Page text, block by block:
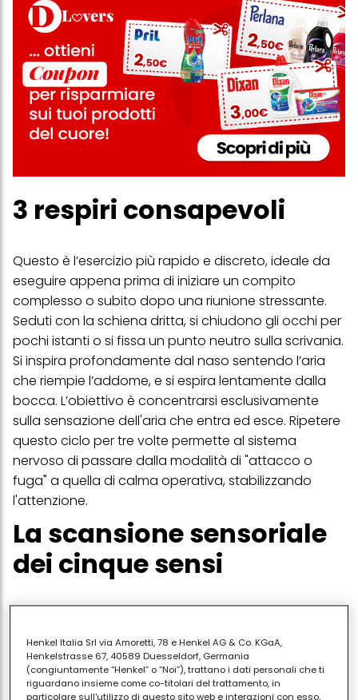
3 respiri consapevoli
Questo è l’esercizio più rapido e discreto, ideale da
eseguire appena prima di iniziare un compito
complesso o subito dopo una riunione stressante.
Seduti con la schiena dritta, si chiudono gli occhi per
pochi istanti o si fissa un punto neutro sulla scrivania.
Si inspira profondamente dal naso sentendo l’aria
che riempie l’addome, e si espira lentamente dalla
bocca. L’obiettivo è concentrarsi esclusivamente
sulla sensazione dell'aria che entra ed esce. Ripetere
questo ciclo per tre volte permette al sistema
nervoso di passare dalla modalità di "attacco o
fuga" a quella di calma operativa, stabilizzando
l'attenzione.
La scansione sensoriale
dei cinque sensi
preoccupazioni per il futuro o i rimpianti per un errore
commesso, la tecnica del "5-4-3-2-1" è un ancora
formidabile per tornare nel presente. Senza smettere
di stare seduti alla scrivania, si identificano
Henkel Italia Srl via Amoretti, 78 e Henkel AG & Co. KGaA,
Henkelstrasse 67, 40589 Duesseldorf, Germania
(congiuntamente “Henkel” o “Noi”), trattano i dati personali che ti
riguardano insieme come co-titolari del trattamento, in
particolare sull'utilizzo di questo sito web e interazioni con esso,